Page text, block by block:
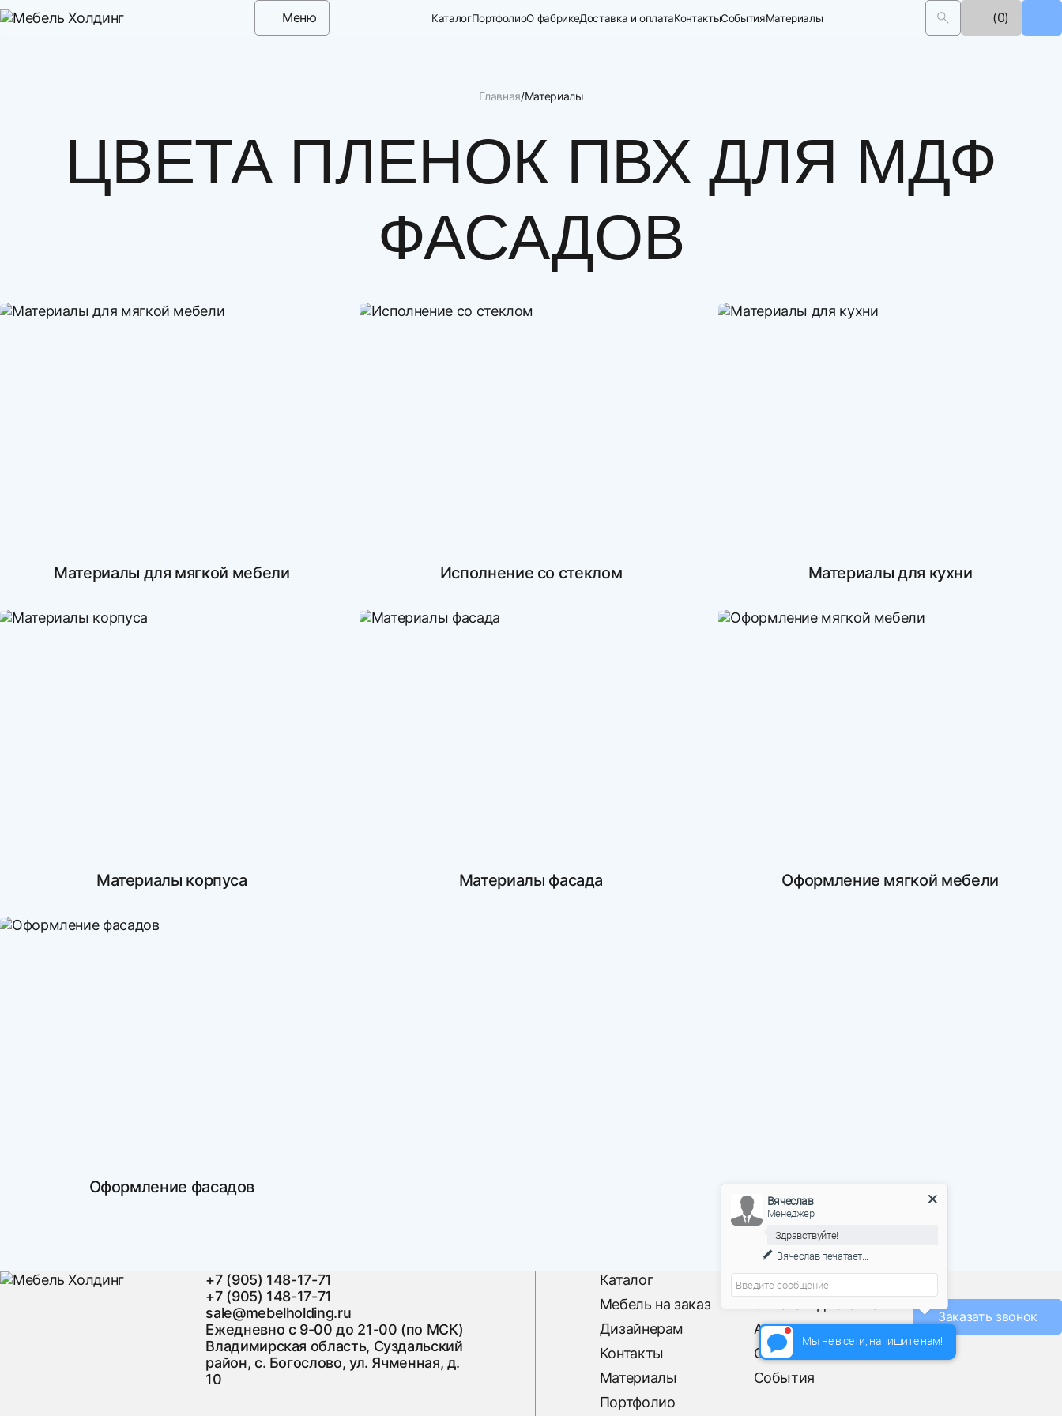
Меню КаталогПортфолиоО фабрикеДоставка и оплатаКонтактыСобытияМатериалы (0)
Главная Материалы
ЦВЕТА ПЛЕНОК ПВХ ДЛЯ МДФ
ФАСАДОВ
Материалы для мягкой мебели Исполнение со стеклом Материалы для кухни
Материалы корпуса Материалы фасада Оформление мягкой мебели
Оформление фасадов
+7 (905) 148-17-71
+7 (905) 148-17-71
sale@mebelholding.ru
Ежедневно с 9-00 до 21-00 (по МСК)
Владимирская область, Суздальский
район, с. Богослово, ул. Ячменная, д.
10
Каталог
Мебель на заказ
Дизайнерам
Контакты
Материалы
Портфолио
О фабрике
Акции
Отзывы
События
Заказать звонок
Мы не в сети, напишите нам!
Вячеслав
Менеджер
Здравствуйте!
Вячеславпечатает...